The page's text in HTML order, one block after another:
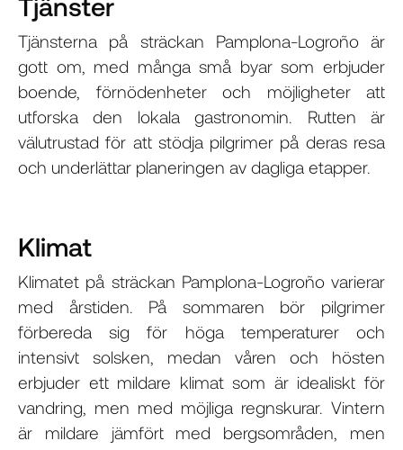
Tjänsterna på sträckan Pamplona-Logroño är
gott om, med många små byar som erbjuder
boende, förnödenheter och möjligheter att
utforska den lokala gastronomin. Rutten är
välutrustad för att stödja pilgrimer på deras resa
och underlättar planeringen av dagliga etapper.
Klimat
Klimatet på sträckan Pamplona-Logroño varierar
med årstiden. På sommaren bör pilgrimer
förbereda sig för höga temperaturer och
intensivt solsken, medan våren och hösten
erbjuder ett mildare klimat som är idealiskt för
vandring, men med möjliga regnskurar. Vintern
är mildare jämfört med bergsområden, men